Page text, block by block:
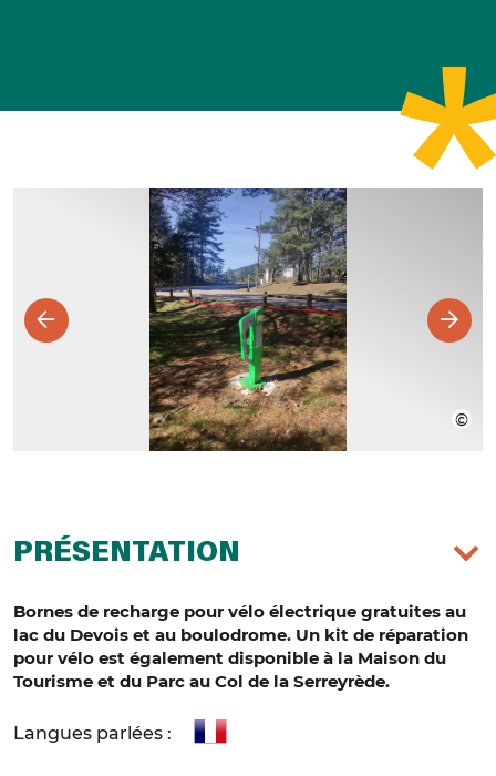
PRÉSENTATION
Bornes de recharge pour vélo électrique gratuites au
lac du Devois et au boulodrome. Un kit de réparation
pour vélo est également disponible à la Maison du
Tourisme et du Parc au Col de la Serreyrède.
Langues parlées :